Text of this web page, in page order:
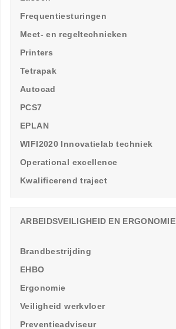
Frequentiesturingen
Meet- en regeltechnieken
Printers
Tetrapak
Autocad
PCS7
EPLAN
WIFI2020 Innovatielab techniek
Operational excellence
Kwalificerend traject
ARBEIDSVEILIGHEID EN ERGONOMIE
Brandbestrijding
EHBO
Ergonomie
Veiligheid werkvloer
Preventieadviseur